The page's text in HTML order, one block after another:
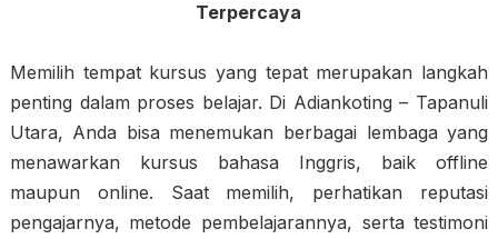
Terpercaya
Memilih tempat kursus yang tepat merupakan langkah
penting dalam proses belajar. Di Adiankoting – Tapanuli
Utara, Anda bisa menemukan berbagai lembaga yang
menawarkan kursus bahasa Inggris, baik offline
maupun online. Saat memilih, perhatikan reputasi
pengajarnya, metode pembelajarannya, serta testimoni